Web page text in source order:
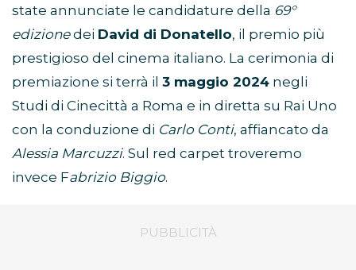
state annunciate le candidature della 69°
edizionedei David di Donatello, il premio più
prestigioso del cinema italiano. La cerimonia di
premiazione si terrà il 3 maggio 2024 negli
Studi di Cinecittà a Roma e in diretta su Rai Uno
con la conduzione di Carlo Conti, affiancato da
Alessia Marcuzzi. Sul red carpet troveremo
invece Fabrizio Biggio.